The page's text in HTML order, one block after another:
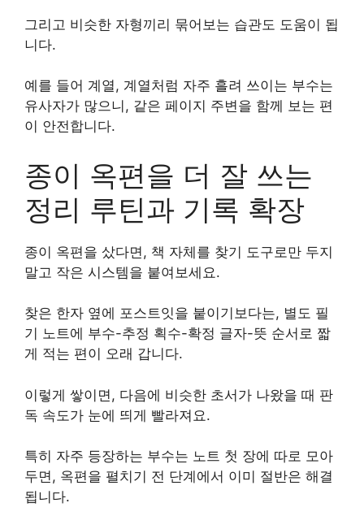
그리고 비슷한 자형끼리 묶어보는 습관도 도움이 됩
니다.
예를 들어 계열, 계열처럼 자주 흘려 쓰이는 부수는
유사자가 많으니, 같은 페이지 주변을 함께 보는 편
이 안전합니다.
종이 옥편을 더 잘 쓰는
정리 루틴과 기록 확장
종이 옥편을 샀다면, 책 자체를 찾기 도구로만 두지
말고 작은 시스템을 붙여보세요.
찾은 한자 옆에 포스트잇을 붙이기보다는, 별도 필
기 노트에 부수-추정 획수-확정 글자-뜻 순서로 짧
게 적는 편이 오래 갑니다.
이렇게 쌓이면, 다음에 비슷한 초서가 나왔을 때 판
독 속도가 눈에 띄게 빨라져요.
특히 자주 등장하는 부수는 노트 첫 장에 따로 모아
두면, 옥편을 펼치기 전 단계에서 이미 절반은 해결
됩니다.